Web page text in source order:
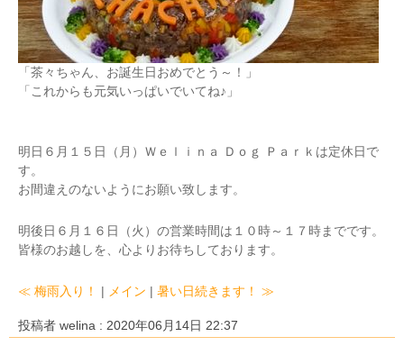
「茶々ちゃん、お誕生日おめでとう～！」
「これからも元気いっぱいでいてね♪」
明日６月１５日（月）Ｗｅｌｉｎａ Ｄｏｇ Ｐａｒｋは定休日で
す。
お間違えのないようにお願い致します。
明後日６月１６日（火）の営業時間は１０時～１７時までです。
皆様のお越しを、心よりお待ちしております。
≪ 梅雨入り！ | メイン | 暑い日続きます！ ≫
投稿者 welina : 2020年06月14日 22:37